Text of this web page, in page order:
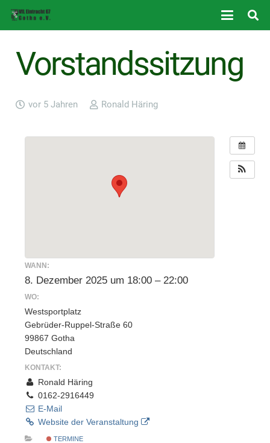
Vorstandssitzung
vor 5 Jahren Ronald Häring
WANN:
8. Dezember 2025 um 18:00 – 22:00
WO:
Westsportplatz
Gebrüder-Ruppel-Straße 60
99867 Gotha
Deutschland
KONTAKT:
Ronald Häring
0162-2916449
E-Mail
Website der Veranstaltung
TERMINE